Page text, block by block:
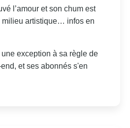
l’amour et son chum est
milieu artistique… infos en
exception à sa règle de
et ses abonnés s'en